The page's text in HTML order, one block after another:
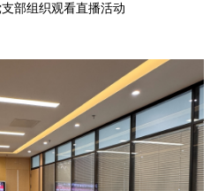
部组织观看直播活动